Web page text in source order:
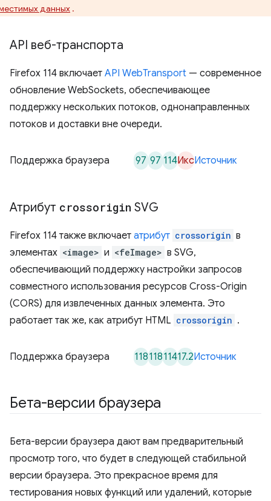
данных .
API веб-транспорта
Firefox 114 включает API WebTransport — современное
обновление WebSockets, обеспечивающее
поддержку нескольких потоков, однонаправленных
потоков и доставки вне очереди.
Поддержка браузера 97 97 114ИксИсточник
Атрибут crossorigin SVG
Firefox 114 также включает атрибут crossorigin в
элементах <image> и <feImage> в SVG,
обеспечивающий поддержку настройки запросов
совместного использования ресурсов Cross-Origin
(CORS) для извлеченных данных элемента. Это
работает так же, как атрибут HTML crossorigin .
Поддержка браузера 11811811417.2Источник
Бета-версии браузера
Бета-версии браузера дают вам предварительный
просмотр того, что будет в следующей стабильной
версии браузера. Это прекрасное время для
тестирования новых функций или удалений, которые